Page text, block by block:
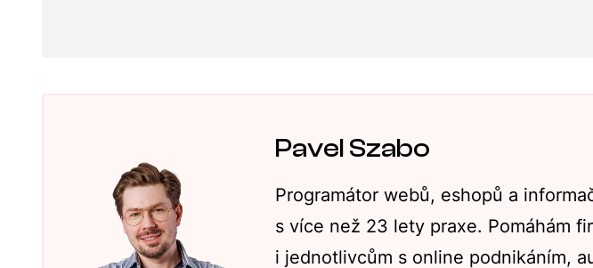
Pavel Szabo
Programátor webů, eshopů a
s více než 23 lety praxe. Pomáhám
i jednotlivcům s online podnikáním,